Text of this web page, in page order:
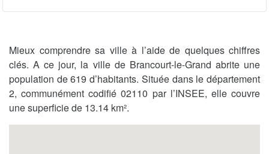
Mieux comprendre sa ville à l’aide de quelques chiffres
clés. A ce jour, la ville de Brancourt-le-Grand abrite une
population de 619 d’habitants. Située dans le département
2, communément codifié 02110 par l’INSEE, elle couvre
une superficie de 13.14 km².